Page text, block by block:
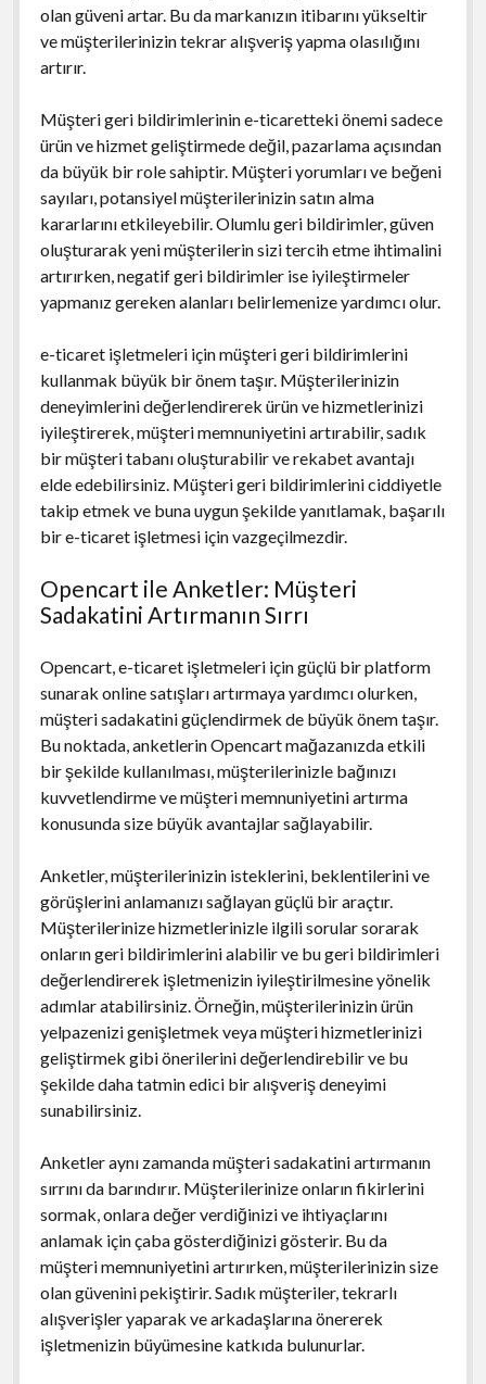
olan güveni artar. Bu da markanızın itibarını yükseltir
ve müşterilerinizin tekrar alışveriş yapma olasılığını
artırır.
Müşteri geri bildirimlerinin e-ticaretteki önemi sadece
ürün ve hizmet geliştirmede değil, pazarlama açısından
da büyük bir role sahiptir. Müşteri yorumları ve beğeni
sayıları, potansiyel müşterilerinizin satın alma
kararlarını etkileyebilir. Olumlu geri bildirimler, güven
oluşturarak yeni müşterilerin sizi tercih etme ihtimalini
artırırken, negatif geri bildirimler ise iyileştirmeler
yapmanız gereken alanları belirlemenize yardımcı olur.
e-ticaret işletmeleri için müşteri geri bildirimlerini
kullanmak büyük bir önem taşır. Müşterilerinizin
deneyimlerini değerlendirerek ürün ve hizmetlerinizi
iyileştirerek, müşteri memnuniyetini artırabilir, sadık
bir müşteri tabanı oluşturabilir ve rekabet avantajı
elde edebilirsiniz. Müşteri geri bildirimlerini ciddiyetle
takip etmek ve buna uygun şekilde yanıtlamak, başarılı
bir e-ticaret işletmesi için vazgeçilmezdir.
Opencart ile Anketler: Müşteri
Sadakatini Artırmanın Sırrı
Opencart, e-ticaret işletmeleri için güçlü bir platform
sunarak online satışları artırmaya yardımcı olurken,
müşteri sadakatini güçlendirmek de büyük önem taşır.
Bu noktada, anketlerin Opencart mağazanızda etkili
bir şekilde kullanılması, müşterilerinizle bağınızı
kuvvetlendirme ve müşteri memnuniyetini artırma
konusunda size büyük avantajlar sağlayabilir.
Anketler, müşterilerinizin isteklerini, beklentilerini ve
görüşlerini anlamanızı sağlayan güçlü bir araçtır.
Müşterilerinize hizmetlerinizle ilgili sorular sorarak
onların geri bildirimlerini alabilir ve bu geri bildirimleri
değerlendirerek işletmenizin iyileştirilmesine yönelik
adımlar atabilirsiniz. Örneğin, müşterilerinizin ürün
yelpazenizi genişletmek veya müşteri hizmetlerinizi
geliştirmek gibi önerilerini değerlendirebilir ve bu
şekilde daha tatmin edici bir alışveriş deneyimi
sunabilirsiniz.
Anketler aynı zamanda müşteri sadakatini artırmanın
sırrını da barındırır. Müşterilerinize onların fikirlerini
sormak, onlara değer verdiğinizi ve ihtiyaçlarını
anlamak için çaba gösterdiğinizi gösterir. Bu da
müşteri memnuniyetini artırırken, müşterilerinizin size
olan güvenini pekiştirir. Sadık müşteriler, tekrarlı
alışverişler yaparak ve arkadaşlarına önererek
işletmenizin büyümesine katkıda bulunurlar.